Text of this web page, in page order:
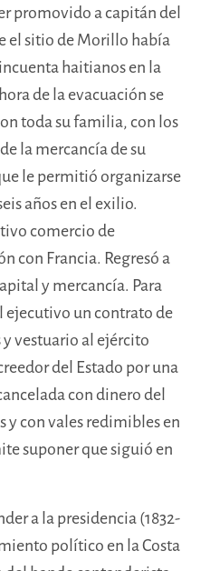
promovido a capitán del
el sitio de Morillo había
haitianos en la
de la evacuación se
toda su familia, con los
la mercancía de su
le permitió organizarse
años en el exilio.
comercio de
con Francia. Regresó a
y mercancía. Para
ejecutivo un contrato de
vestuario al ejército
del Estado por una
con dinero del
con vales redimibles en
suponer que siguió en
a la presidencia (1832-
político en la Costa